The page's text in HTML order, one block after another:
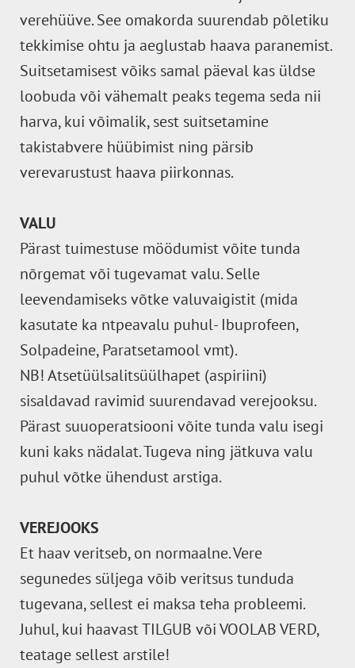
verehüüve. See omakorda suurendab põletiku
tekkimise ohtu ja aeglustab haava paranemist.
Suitsetamisest võiks samal päeval kas üldse
loobuda või vähemalt peaks tegema seda nii
harva, kui võimalik, sest suitsetamine
takistabvere hüübimist ning pärsib
verevarustust haava piirkonnas.
VALU
Pärast tuimestuse möödumist võite tunda
nõrgemat või tugevamat valu. Selle
leevendamiseks võtke valuvaigistit (mida
kasutate ka ntpeavalu puhul- Ibuprofeen,
Solpadeine, Paratsetamool vmt).
NB! Atsetüülsalitsüülhapet (aspiriini)
sisaldavad ravimid suurendavad verejooksu.
Pärast suuoperatsiooni võite tunda valu isegi
kuni kaks nädalat. Tugeva ning jätkuva valu
puhul võtke ühendust arstiga.
VEREJOOKS
Et haav veritseb, on normaalne. Vere
segunedes süljega võib veritsus tunduda
tugevana, sellest ei maksa teha probleemi.
Juhul, kui haavast TILGUB või VOOLAB VERD,
teatage sellest arstile!